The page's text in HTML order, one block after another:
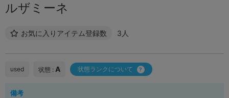
ルザミーネ
お気に入りアイテム登録数 3人
used 状態 : A 状態ランクについて
備考